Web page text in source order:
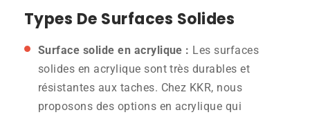
Types De Surfaces Solides
Surface solide en acrylique : Les surfaces
solides en acrylique sont très durables et
résistantes aux taches. Chez KKR, nous
proposons des options en acrylique qui